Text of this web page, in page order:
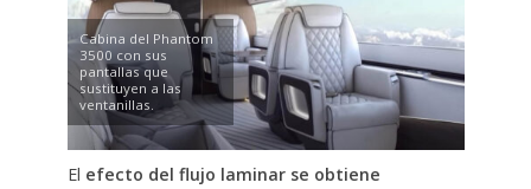
Cabina del Phantom
3500 con sus
pantallas que
sustituyen a las
ventanillas.
El efecto del flujo laminar se obtiene